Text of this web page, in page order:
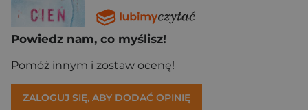
Powiedz nam, co myślisz!
Pomóż innym i zostaw ocenę!
ZALOGUJ SIĘ, ABY DODAĆ OPINIĘ